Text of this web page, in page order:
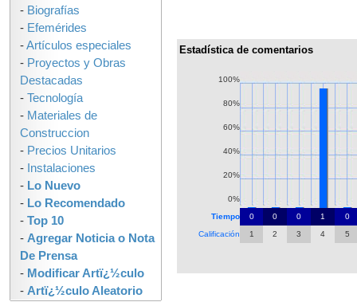
Estadística de comentarios
100%
80%
60%
40%
20%
0%
Tiempo
0 0 0 1
0
Calificación
1 2 3 4 5
- Biografías
- Efemérides
-Artículos especiales
- Proyectos y Obras
Destacadas
- Tecnología
- Materiales de
Construccion
- Precios Unitarios
- Instalaciones
- Lo Nuevo
- Lo Recomendado
- Top 10
- Agregar Noticia o Nota
De Prensa
- Modificar Artï¿½culo
- Artï¿½culo Aleatorio